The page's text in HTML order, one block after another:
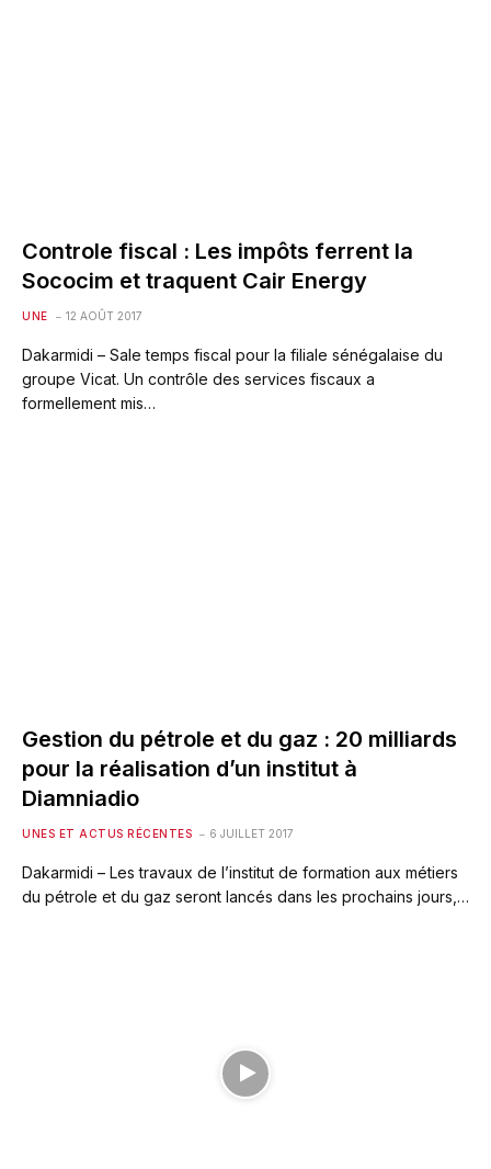
Controle fiscal : Les impôts ferrent la
Sococim et traquent Cair Energy
UNE 12 AOÛT 2017
Dakarmidi – Sale temps fiscal pour la filiale sénégalaise du
groupe Vicat. Un contrôle des services fiscaux a
formellement mis…
Gestion du pétrole et du gaz : 20 milliards
pour la réalisation d’un institut à
Diamniadio
UNES ET ACTUS RÉCENTES 6 JUILLET 2017
Dakarmidi – Les travaux de l’institut de formation aux métiers
du pétrole et du gaz seront lancés dans les prochains jours,…